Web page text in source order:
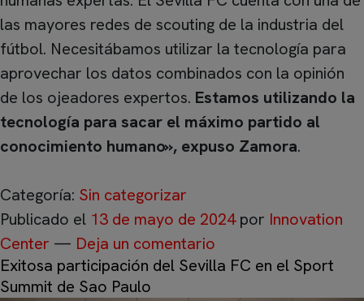
las mayores redes de scouting de la industria del
fútbol. Necesitábamos utilizar la tecnología para
aprovechar los datos combinados con la opinión
de los ojeadores expertos. Estamos utilizando la
tecnología para sacar el máximo partido al
conocimiento humano», expuso Zamora.
Categoría: Sin categorizar
Publicado el 13 de mayo de 2024 por Innovation
Center — Deja un comentario
Exitosa participación del Sevilla FC en el Sport
Summit de Sao Paulo